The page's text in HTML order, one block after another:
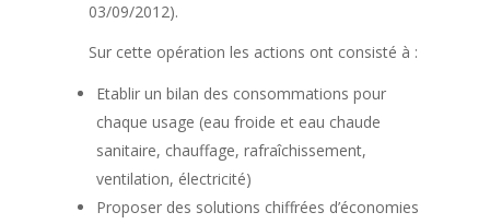
03/09/2012).
Sur cette opération les actions ont consisté à :
Etablir un bilan des consommations pour
chaque usage (eau froide et eau chaude
sanitaire, chauffage, rafraîchissement,
ventilation, électricité)
Proposer des solutions chiffrées d’économies